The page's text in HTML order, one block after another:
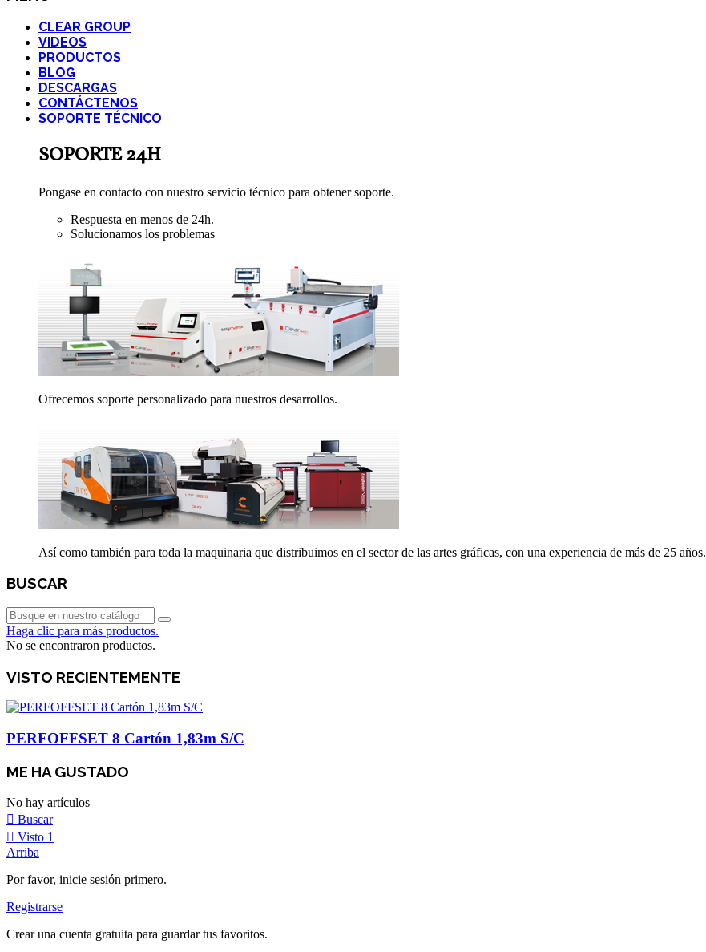
CLEAR GROUP
VIDEOS
PRODUCTOS
BLOG
DESCARGAS
CONTÁCTENOS
SOPORTE TÉCNICO
SOPORTE 24H
Pongase en contacto con nuestro servicio técnico para obtener soporte.
Respuesta en menos de 24h.
Solucionamos los problemas
Ofrecemos soporte personalizado para nuestros desarrollos.
Así como también para toda la maquinaria que distribuimos en el sector de las artes gráficas, con una experiencia de más de 25 años.
BUSCAR
Haga clic para más productos.
No se encontraron productos.
VISTO RECIENTEMENTE
PERFOFFSET 8 Cartón 1,83m S/C
ME HA GUSTADO
No hay artículos
Buscar
Visto 1
Arriba
Por favor, inicie sesión primero.
Registrarse
Crear una cuenta gratuita para guardar tus favoritos.